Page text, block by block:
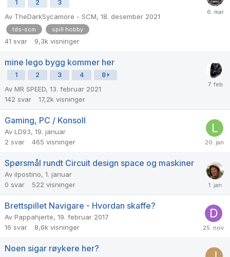
1 2 3
Av TheDarkSycamore - SCM, 18. desember 2021
tds-scm spill hobby
41 svar 9,3k visninger
mine lego bygg kommer her
1 2 3 4 8
Av MR SPEED, 13. februar 2021
142 svar 17,2k visninger
Gaming, PC / Konsoll
Av LD93, 19. januar
2 svar 465 visninger
Spørsmål rundt Circuit design space og maskiner
Av ilpostino, 1. januar
0 svar 522 visninger
Brettspillet Navigare - Hvordan skaffe?
Av Pappahjerte, 19. februar 2017
16 svar 8,6k visninger
Noen sigar røykere her?